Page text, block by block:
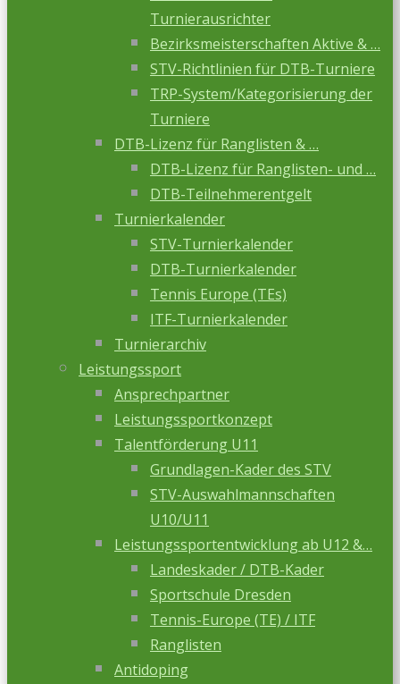
Turnierausrichter
Bezirksmeisterschaften Aktive & …
STV-Richtlinien für DTB-Turniere
TRP-System/Kategorisierung der
Turniere
DTB-Lizenz für Ranglisten & …
DTB-Lizenz für Ranglisten- und …
DTB-Teilnehmerentgelt
Turnierkalender
STV-Turnierkalender
DTB-Turnierkalender
Tennis Europe (TEs)
ITF-Turnierkalender
Turnierarchiv
Leistungssport
Ansprechpartner
Leistungssportkonzept
Talentförderung U11
Grundlagen-Kader des STV
STV-Auswahlmannschaften
U10/U11
Leistungssportentwicklung ab U12 &…
Landeskader / DTB-Kader
Sportschule Dresden
Tennis-Europe (TE) / ITF
Ranglisten
Antidoping